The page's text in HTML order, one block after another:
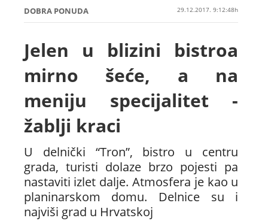
DOBRA PONUDA 29.12.2017. 9:12:48h
Jelen u blizini bistroa
mirno šeće, a na
meniju specijalitet -
žablji kraci
U delnički “Tron”, bistro u centru
grada, turisti dolaze brzo pojesti pa
nastaviti izlet dalje. Atmosfera je kao u
planinarskom domu. Delnice su i
najviši grad u Hrvatskoj